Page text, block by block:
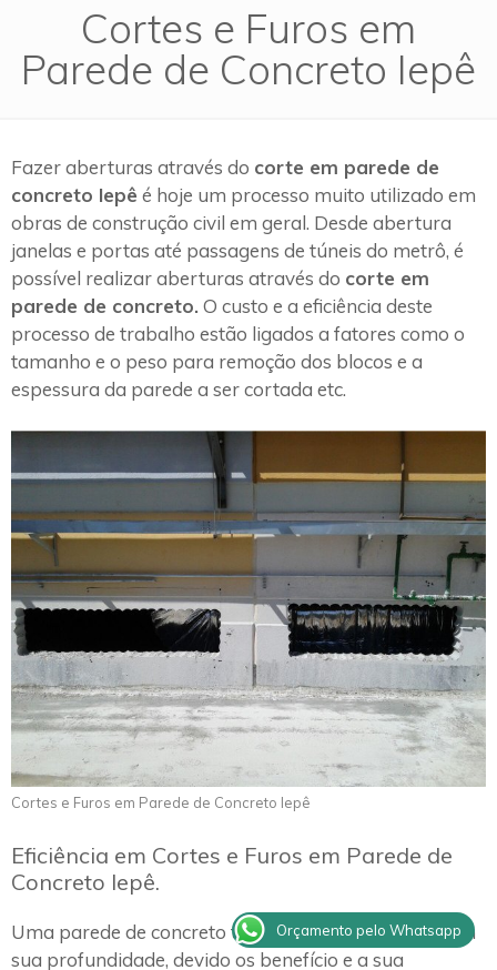
Cortes e Furos em
Parede de Concreto Iepê
Fazer aberturas através do corte em parede de
concreto Iepê é hoje um processo muito utilizado em
obras de construção civil em geral. Desde abertura
janelas e portas até passagens de túneis do metrô, é
possível realizar aberturas através do corte em
parede de concreto. O custo e a eficiência deste
processo de trabalho estão ligados a fatores como o
tamanho e o peso para remoção dos blocos e a
espessura da parede a ser cortada etc.
Cortes e Furos em Parede de Concreto Iepê
Eficiência em Cortes e Furos em Parede de
Concreto Iepê.
Uma parede de concreto tem superfícies variadas em
sua profundidade, devido os benefício e a sua
Orçamento pelo Whatsapp